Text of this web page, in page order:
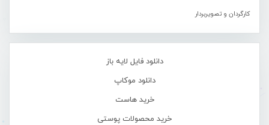
کارگردان و تصویربردار
دانلود فایل لایه باز
دانلود موکاپ
خرید هاست
خرید محصولات پوستی